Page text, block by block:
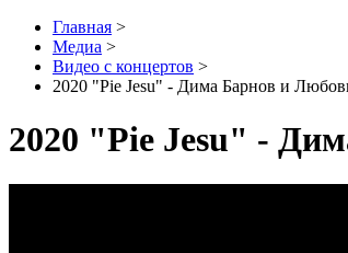
Главная >
Медиа >
Видео с концертов >
2020 "Pie Jesu" - Дима Барнов и
2020 "Pie Jesu" -